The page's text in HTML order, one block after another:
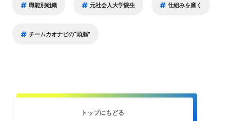
職能別組織 元社会人大学院生 仕組みを磨く
チームカオナビの“頭脳”
トップにもどる